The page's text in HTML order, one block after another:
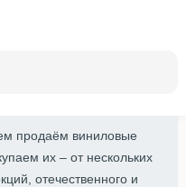
продаём виниловые
их – от нескольких
отечественного и